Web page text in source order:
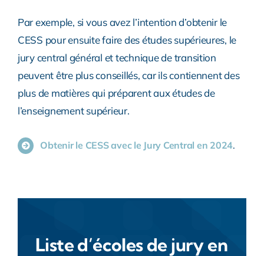
Par exemple, si vous avez l’intention d’obtenir le
CESS pour ensuite faire des études supérieures, le
jury central général et technique de transition
peuvent être plus conseillés, car ils contiennent des
plus de matières qui préparent aux études de
l’enseignement supérieur.
Obtenir le CESS avec le Jury Central en 2024.
Liste d’écoles de jury en